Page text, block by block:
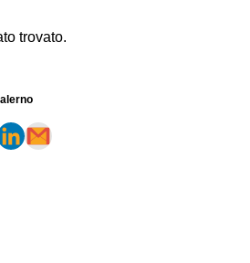
trovato.